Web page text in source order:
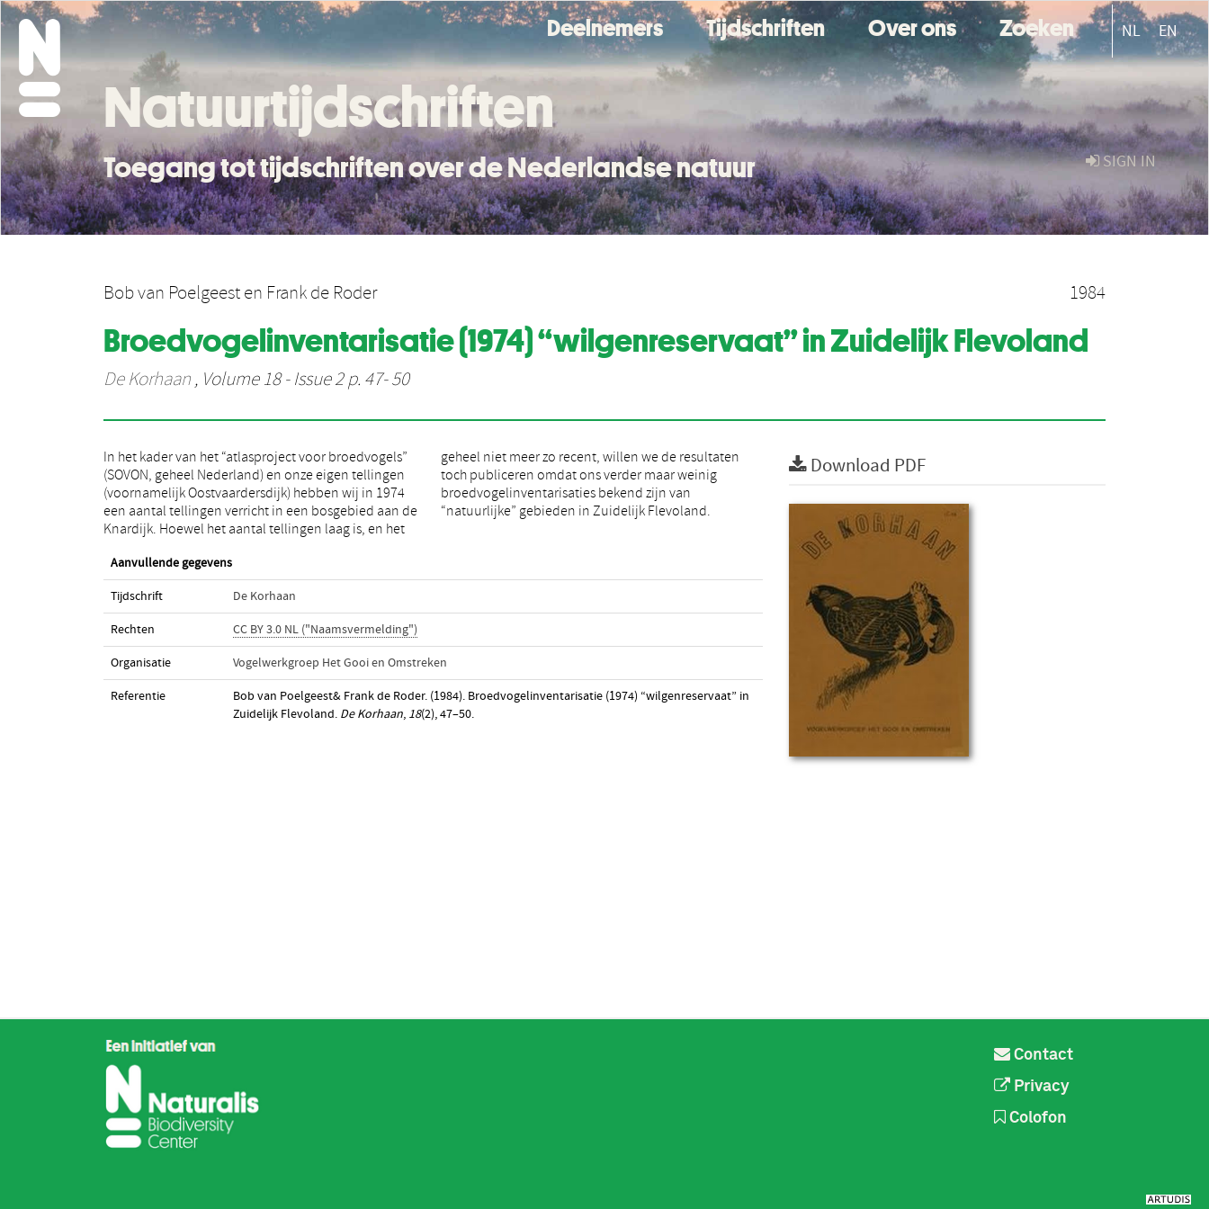
Deelnemers Tijdschriften Over ons Zoeken NL EN
SIGN IN
Natuurtijdschriften
Toegang tot tijdschriften over de Nederlandse natuur
Bob van Poelgeesten Frank de Roder 1984
Broedvogelinventarisatie (1974) “wilgenreservaat” in Zuidelijk Flevoland
De Korhaan, Volume 18 - Issue 2 p. 47- 50
In het kader van het “atlasproject voor broedvogels”
(SOVON, geheel Nederland) en onze eigen tellingen
(voornamelijk Oostvaardersdijk) hebben wij in 1974
een aantal tellingen verricht in een bosgebied aan de
Knardijk. Hoewel het aantal tellingen laag is, en het
geheel niet meer zo recent, willen we de resultaten
toch publiceren omdat ons verder maar weinig
broedvogelinventarisaties bekend zijn van
“natuurlijke” gebieden in Zuidelijk Flevoland.
Aanvullende gegevens
Tijdschrift De Korhaan
Rechten CC BY 3.0 NL ("Naamsvermelding")
Organisatie Vogelwerkgroep Het Gooi en Omstreken
Referentie
Bob van Poelgeest& Frank de Roder. (1984). Broedvogelinventarisatie (1974) “wilgenreservaat” in
Zuidelijk Flevoland. De Korhaan, 18(2), 47–50.
Download PDF
Contact
Privacy
Colofon